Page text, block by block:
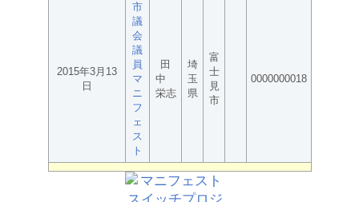
2015年3月13
日
市
議
会
議
員
マ
ニ
フ
ェ
ス
ト
田
中
栄志
埼
玉
県
富
士
見
市
0000000018